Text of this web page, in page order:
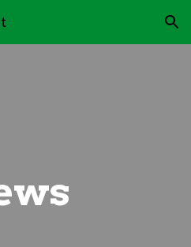
Skip to navigation